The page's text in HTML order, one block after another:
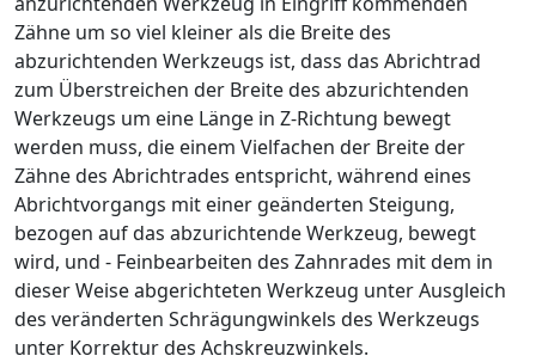
Zähne um so viel kleiner als die Breite des
abzurichtenden Werkzeugs ist, dass das Abrichtrad
zum Überstreichen der Breite des abzurichtenden
Werkzeugs um eine Länge in Z-Richtung bewegt
werden muss, die einem Vielfachen der Breite der
Zähne des Abrichtrades entspricht, während eines
Abrichtvorgangs mit einer geänderten Steigung,
bezogen auf das abzurichtende Werkzeug, bewegt
wird, und - Feinbearbeiten des Zahnrades mit dem in
dieser Weise abgerichteten Werkzeug unter Ausgleich
des veränderten Schrägungwinkels des Werkzeugs
unter Korrektur des Achskreuzwinkels.